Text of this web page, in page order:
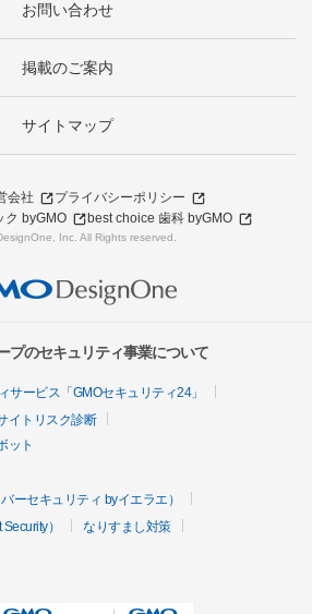
お問い合わせ
掲載のご案内
サイトマップ
会社
プライバシーポリシー
ク byGMO
best choice 歯科 byGMO
Inc. All Rights reserved.
プのセキュリティ事業について
ービス「GMOセキュリティ24」
イトリスク診断
ット
ーセキュリティ byイエラエ）
）
なりすまし対策